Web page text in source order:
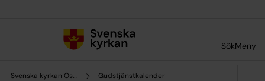
SökMeny
Svenska kyrkan Österåker Gudstjänstkalender